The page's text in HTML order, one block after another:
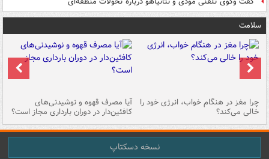
سلامت
چرا مغز در هنگام خواب، انرژی خود را
خالی می‌کند؟
آیا مصرف قهوه و نوشیدنی‌های
کافئین‌دار در دوران بارداری مجاز است؟
نسخه دسکتاپ